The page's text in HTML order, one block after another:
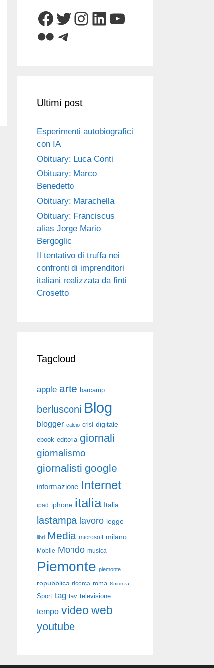
Facebook
Twitter
Instagram
LinkedIn
YouTube
FlickrTelegram
Ultimi post
Esperimenti autobiografici
con IA
Obituary: Luca Conti
Obituary: Marco
Benedetto
Obituary: Marachella
Obituary: Franciscus
alias Jorge Mario
Bergoglio
Il tentativo di truffa nei
confronti di imprenditori
italiani realizzata da finti
Crosetto
Tagcloud
apple arte barcamp
berlusconi Blog
blogger calcio crisi digitale
ebook editoria giornali
giornalismo
giornalisti google
informazione Internet
ipad iphone italia Italia
lastampa lavoro legge
libri Media microsoft milano
Mobile Mondo musica
Piemonte piemonte
repubblica ricerca roma Scienza
Sport tag tav televisione
tempo video web
youtube